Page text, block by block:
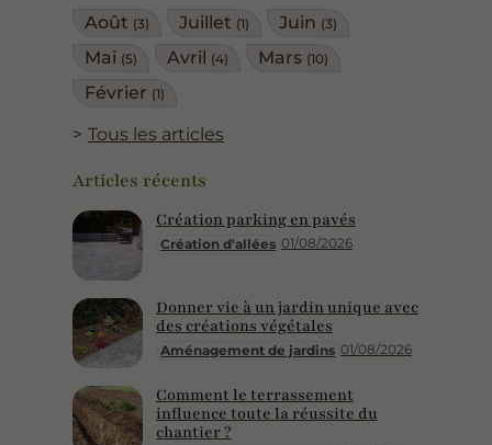
Août (3) Juillet (1) Juin (3)
Mai (5) Avril (4) Mars (10)
Février (1)
Tous les articles
Articles récents
Création d'allées 01/08/2026
Création parking en pavés
Aménagement de jardins 01/08/2026
Donner vie à un jardin unique avec
des créations végétales
Comment le terrassement
influence toute la réussite du
chantier ?